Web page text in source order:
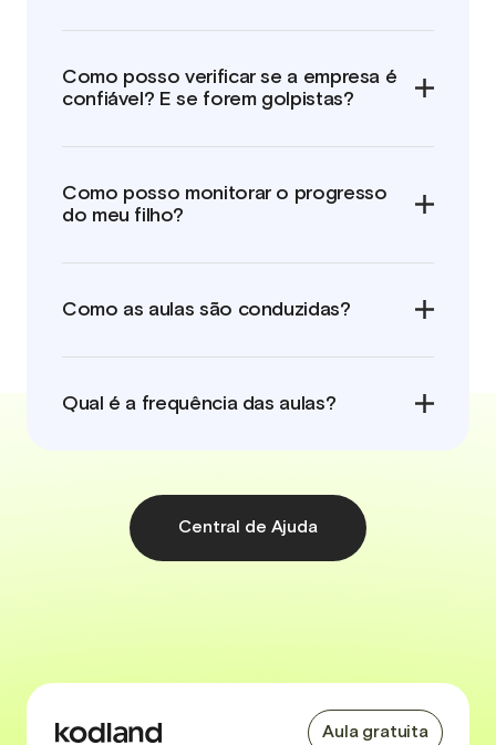
Como posso verificar se a empresa é
confiável? E se forem golpistas?
Como posso monitorar o progresso
do meu filho?
Como as aulas são conduzidas?
Qual é a frequência das aulas?
Central de Ajuda
Aula gratuita